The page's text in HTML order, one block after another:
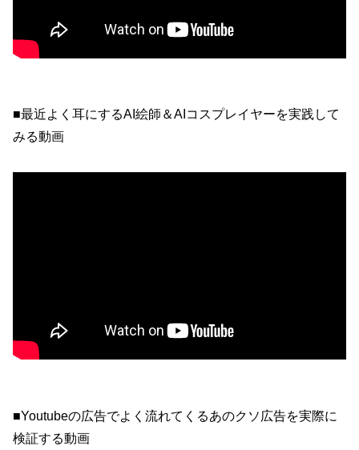
■最近よく耳にするAI絵師＆AIコスプレイヤーを実践して
みる動画
■Youtubeの広告でよく流れてくるあのクソ広告を実際に
検証する動画